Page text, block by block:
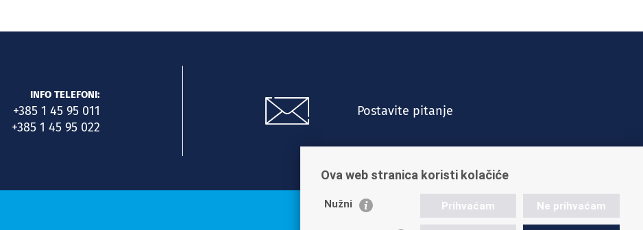
INFO TELEFONI:
+385 1 45 95 011
+385 1 45 95 022
Postavite pitanje
Ova web stranica koristi kolačiće
Nužni Prihvaćam Ne prihvaćam